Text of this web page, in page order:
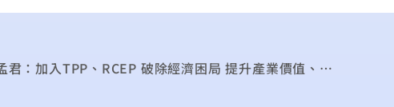
李欣蓁、陳逸潔、陳孟君：加入TPP、RCEP 破除經濟困局 提升產業價值、創造出口效益、進一步奠定我國在亞太供應鏈體系地位